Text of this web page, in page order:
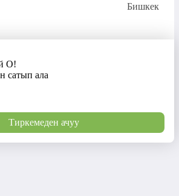
Бишкек
О!
сатып ала
Тиркемеден ачуу